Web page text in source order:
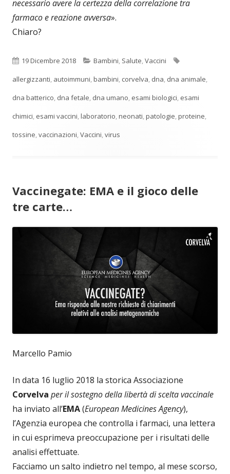
necessario avere la certezza della correlazione tra
farmaco e reazione avversa».
Chiaro?
Pubblicato
19 Dicembre 2018 Categorie
Bambini Salute Vaccini
allergizzanti autoimmuni bambini corvelva dna dna animale
dna batterico dna fetale dna umano esami biologici esami
chimici esami vaccini laboratorio neonati patologie proteine
tossine vaccinazioni Vaccini virus
Vaccinegate: EMA e il gioco delle
tre carte…
Marcello Pamio
In data 16 luglio 2018 la storica Associazione
Corvelva per il sostegno della libertà di scelta vaccinale
ha inviato all’EMA(European Medicines Agency),
l’Agenzia europea che controlla i farmaci, una lettera
in cui esprimeva preoccupazione per i risultati delle
analisi effettuate.
Facciamo un salto indietro nel tempo, al mese scorso,